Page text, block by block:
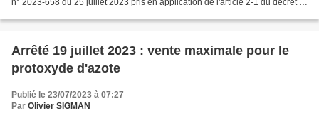
n° 2023-658 du 25 juillet 2023 pris en application de l'article 2-1 du décret n°
Arrêté 19 juillet 2023 : vente maximale pour le
protoxyde d'azote
Publié le 23/07/2023 à 07:27
Par Olivier SIGMAN